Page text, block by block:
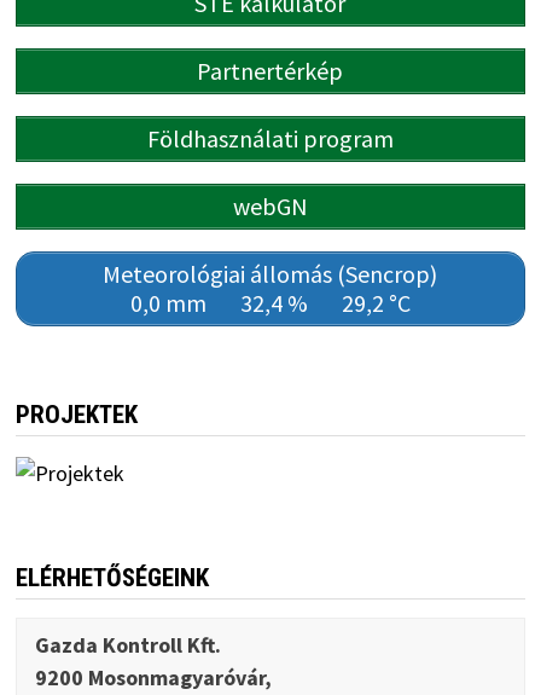
Partnertérkép
Földhasználati program
webGN
Meteorológiai állomás (Sencrop)
0,0 mm
32,4 % 29,2 °C
PROJEKTEK
ELÉRHETŐSÉGEINK
Gazda Kontroll Kft.
9200 Mosonmagyaróvár,